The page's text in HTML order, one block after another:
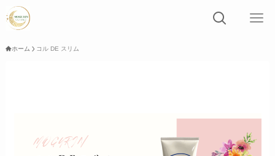
ホーム コル DE スリム